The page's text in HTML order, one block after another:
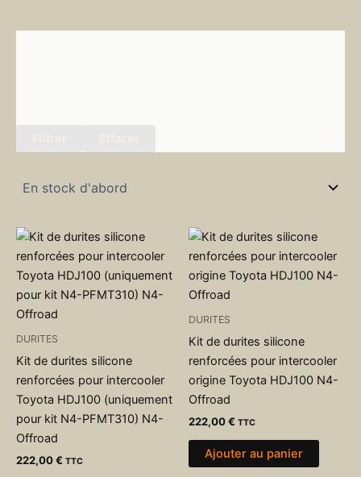
DURITES
Kit de durites silicone
renforcées pour intercooler
Toyota HDJ100 (uniquement
pour kit N4-PFMT310) N4-
Offroad
222,00€ TTC
DURITES
Kit de durites silicone
renforcées pour intercooler
origine Toyota HDJ100 N4-
Offroad
222,00€ TTC
Ajouter au panier